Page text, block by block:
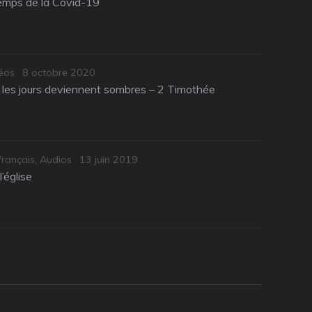
Posted
on
8 octobre 2020
les jours deviennent sombres – 2 Timothée
, Audios
Posted
13 juin 2019